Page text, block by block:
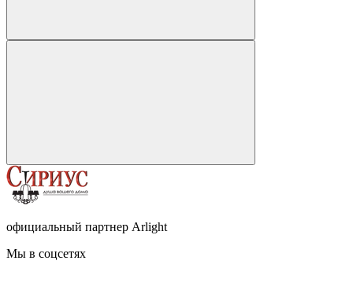
официальный партнер Arlight
Мы в соцсетях